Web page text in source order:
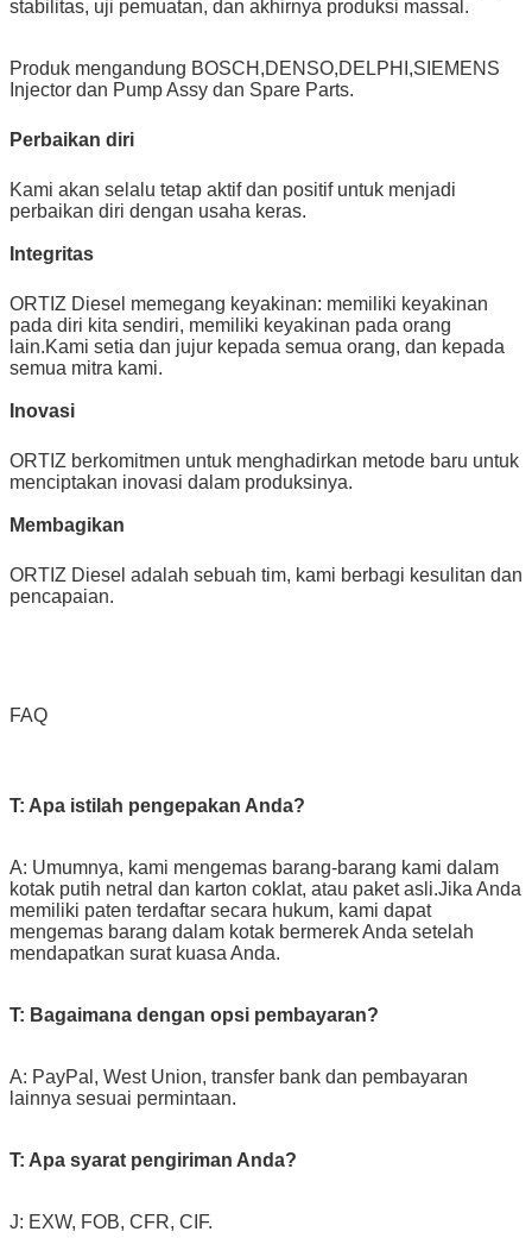
stabilitas, uji pemuatan, dan akhirnya produksi massal.
Produk mengandung BOSCH,DENSO,DELPHI,SIEMENS
Injector dan Pump Assy dan Spare Parts.
Perbaikan diri
Kami akan selalu tetap aktif dan positif untuk menjadi
perbaikan diri dengan usaha keras.
Integritas
ORTIZ Diesel memegang keyakinan: memiliki keyakinan
pada diri kita sendiri, memiliki keyakinan pada orang
lain.Kami setia dan jujur ​​kepada semua orang, dan kepada
semua mitra kami.
Inovasi
ORTIZ berkomitmen untuk menghadirkan metode baru untuk
menciptakan inovasi dalam produksinya.
Membagikan
ORTIZ Diesel adalah sebuah tim, kami berbagi kesulitan dan
pencapaian.
FAQ
T: Apa istilah pengepakan Anda?
A: Umumnya, kami mengemas barang-barang kami dalam
kotak putih netral dan karton coklat, atau paket asli.Jika Anda
memiliki paten terdaftar secara hukum, kami dapat
mengemas barang dalam kotak bermerek Anda setelah
mendapatkan surat kuasa Anda.
T: Bagaimana dengan opsi pembayaran?
A: PayPal, West Union, transfer bank dan pembayaran
lainnya sesuai permintaan.
T: Apa syarat pengiriman Anda?
J: EXW, FOB, CFR, CIF.